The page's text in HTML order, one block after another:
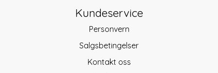
Kundeservice
Personvern
Salgsbetingelser
Kontakt oss